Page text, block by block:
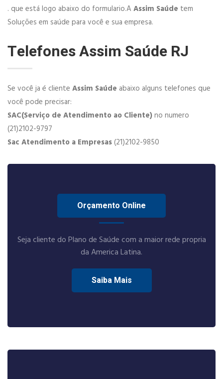
. que está logo abaixo do formulario.A Assim Saúde tem
Soluções em saúde para você e sua empresa.
Telefones Assim Saúde RJ
Se você ja é cliente Assim Saúde abaixo alguns telefones que
você pode precisar:
SAC(Serviço de Atendimento ao Cliente)no numero
(21)2102-9797
Sac Atendimento a Empresas (21)2102-9850
Orçamento Online
Seja cliente do Plano de Saúde com a maior rede propria
da America Latina.
Saiba Mais